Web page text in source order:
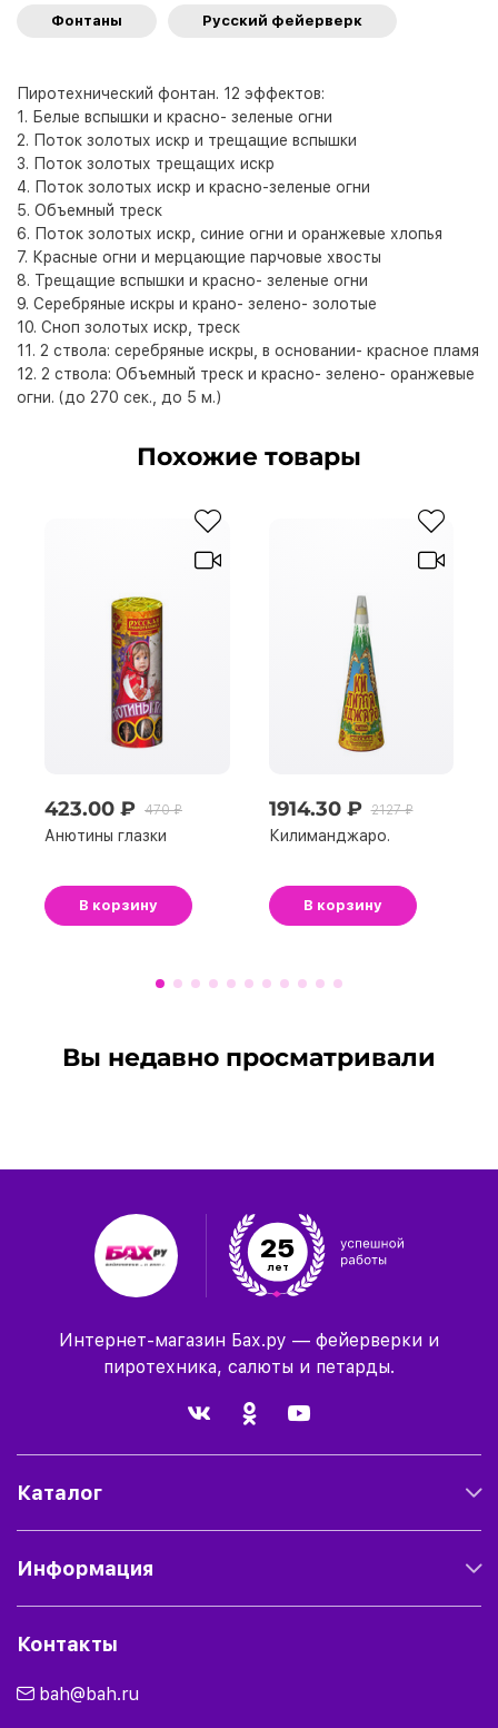
Фонтаны Русский фейерверк
Пиротехнический фонтан. 12 эффектов:
1. Белые вспышки и красно- зеленые огни
2. Поток золотых искр и трещащие вспышки
3. Поток золотых трещащих искр
4. Поток золотых искр и красно-зеленые огни
5. Объемный треск
6. Поток золотых искр, синие огни и оранжевые хлопья
7. Красные огни и мерцающие парчовые хвосты
8. Трещащие вспышки и красно- зеленые огни
9. Серебряные искры и крано- зелено- золотые
10. Сноп золотых искр, треск
11. 2 ствола: серебряные искры, в основании- красное пламя
12. 2 ствола: Объемный треск и красно- зелено- оранжевые
огни. (до 270 сек., до 5 м.)
Похожие товары
423.00 ₽ 470 ₽
Анютины глазки
В корзину
1914.30 ₽ 2127 ₽
Килиманджаро.
В корзину
Вы недавно просматривали
25
лет
Интернет-магазин Бах.ру — фейерверки и
пиротехника, салюты и петарды.
Каталог
Информация
Контакты
bah@bah.ru